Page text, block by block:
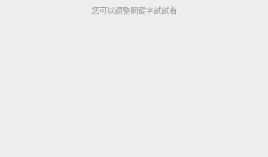
您可以調整關鍵字試試看